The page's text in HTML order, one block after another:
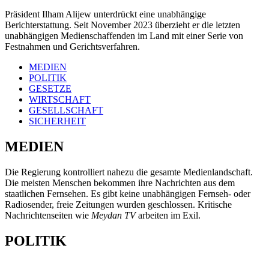
Präsident Ilham Alijew unterdrückt eine unabhängige
Berichterstattung. Seit November 2023 überzieht er die letzten
unabhängigen Medienschaffenden im Land mit einer Serie von
Festnahmen und Gerichtsverfahren.
MEDIEN
POLITIK
GESETZE
WIRTSCHAFT
GESELLSCHAFT
SICHERHEIT
MEDIEN
Die Regierung kontrolliert nahezu die gesamte Medienlandschaft.
Die meisten Menschen bekommen ihre Nachrichten aus dem
staatlichen Fernsehen. Es gibt keine unabhängigen Fernseh- oder
Radiosender, freie Zeitungen wurden geschlossen. Kritische
Nachrichtenseiten wie Meydan TVarbeiten im Exil.
POLITIK